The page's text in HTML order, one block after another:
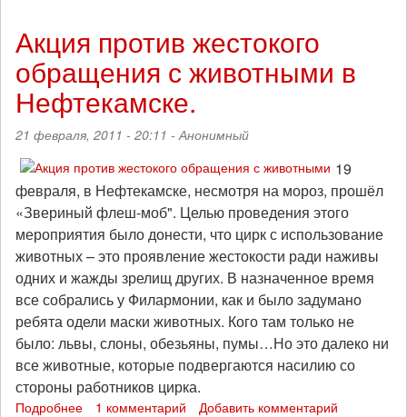
Мои
герои
всегда
убивали
ковбоев!
ч.1
Акция против жестокого
обращения с животными в
Нефтекамске.
21 февраля, 2011 - 20:11 -Анонимный
19
февраля, в Нефтекамске, несмотря на мороз, прошёл
«Звериный флеш-моб". Целью проведения этого
мероприятия было донести, что цирк с использование
животных – это проявление жестокости ради наживы
одних и жажды зрелищ других. В назначенное время
все собрались у Филармонии, как и было задумано
ребята одели маски животных. Кого там только не
было: львы, слоны, обезьяны, пумы…Но это далеко ни
все животные, которые подвергаются насилию со
стороны работников цирка.
Подробнее 1 комментарий Добавить комментарий